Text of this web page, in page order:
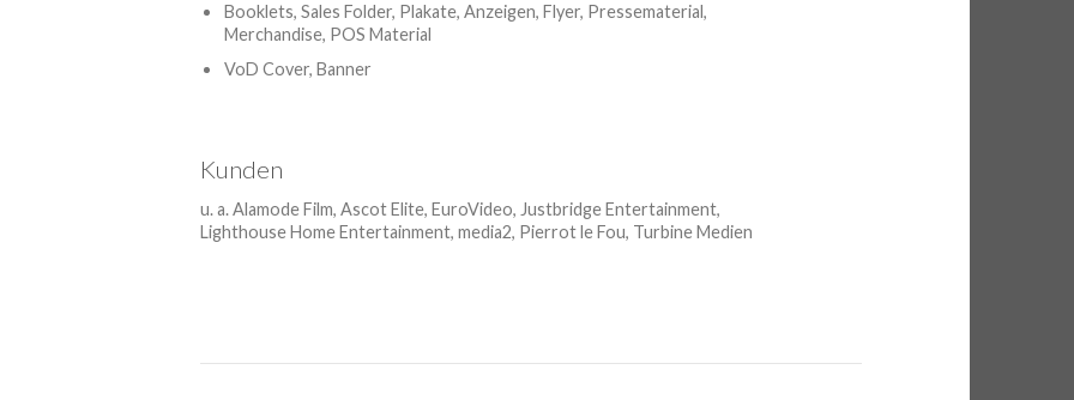
Booklets, Sales Folder, Plakate, Anzeigen, Flyer, Pressematerial,
Merchandise, POS Material
VoD Cover, Banner
Kunden
u. a. Alamode Film, Ascot Elite, EuroVideo, Justbridge Entertainment,
Lighthouse Home Entertainment, media2, Pierrot le Fou, Turbine Medien